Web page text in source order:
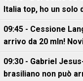
Italia top, ho un solo
09:45 - Cessione
arrivo da 20 mln!
09:30 - Gabriel
brasiliano non può